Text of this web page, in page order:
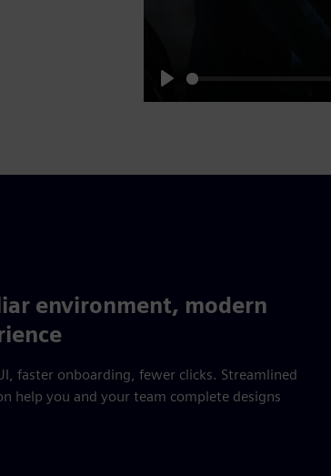
Play
environment, modern
faster onboarding, fewer clicks. Streamlined
help you and your team complete designs